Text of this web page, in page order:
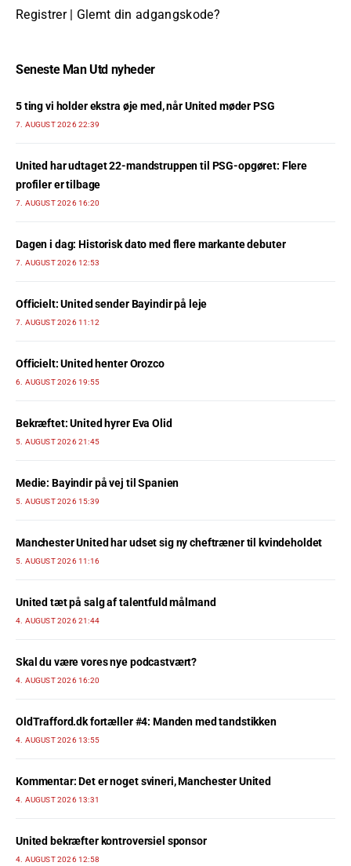
Registrer| Glemt din adgangskode?
Seneste Man Utd nyheder
5 ting vi holder ekstra øje med, når United møder PSG
7. AUGUST 2026 22:39
United har udtaget 22-mandstruppen til PSG-opgøret: Flere
profiler er tilbage
7. AUGUST 2026 16:20
Dagen i dag: Historisk dato med flere markante debuter
7. AUGUST 2026 12:53
Officielt: United sender Bayindir på leje
7. AUGUST 2026 11:12
Officielt: United henter Orozco
6. AUGUST 2026 19:55
Bekræftet: United hyrer Eva Olid
5. AUGUST 2026 21:45
Medie: Bayindir på vej til Spanien
5. AUGUST 2026 15:39
Manchester United har udset sig ny cheftræner til kvindeholdet
5. AUGUST 2026 11:16
United tæt på salg af talentfuld målmand
4. AUGUST 2026 21:44
Skal du være vores nye podcastvært?
4. AUGUST 2026 16:20
OldTrafford.dk fortæller #4: Manden med tandstikken
4. AUGUST 2026 13:55
Kommentar: Det er noget svineri, Manchester United
4. AUGUST 2026 13:31
United bekræfter kontroversiel sponsor
4. AUGUST 2026 12:58